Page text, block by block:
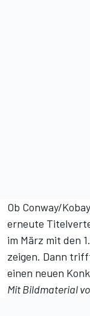
Ob Conway/
erneute
im März mit den
zeigen. Dann
einen neuen
Mit Bildmaterial